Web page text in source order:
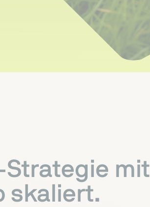
mit
skaliert.